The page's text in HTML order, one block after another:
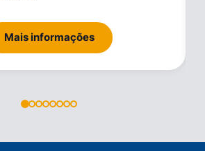
Mais informações